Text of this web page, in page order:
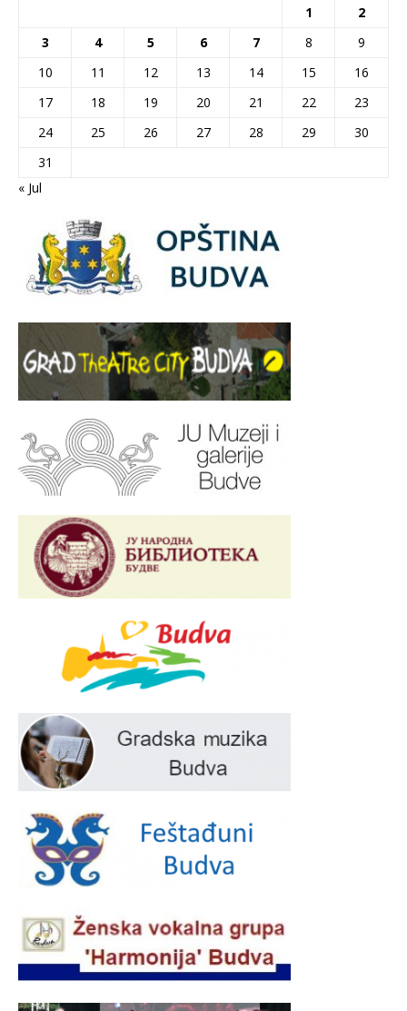
1
2
3
4 5 6 7 8
9
10
11 12 13 14 15
16
17
18 19 20 21 22
23
24
25 26 27 28 29
30
31
« Jul